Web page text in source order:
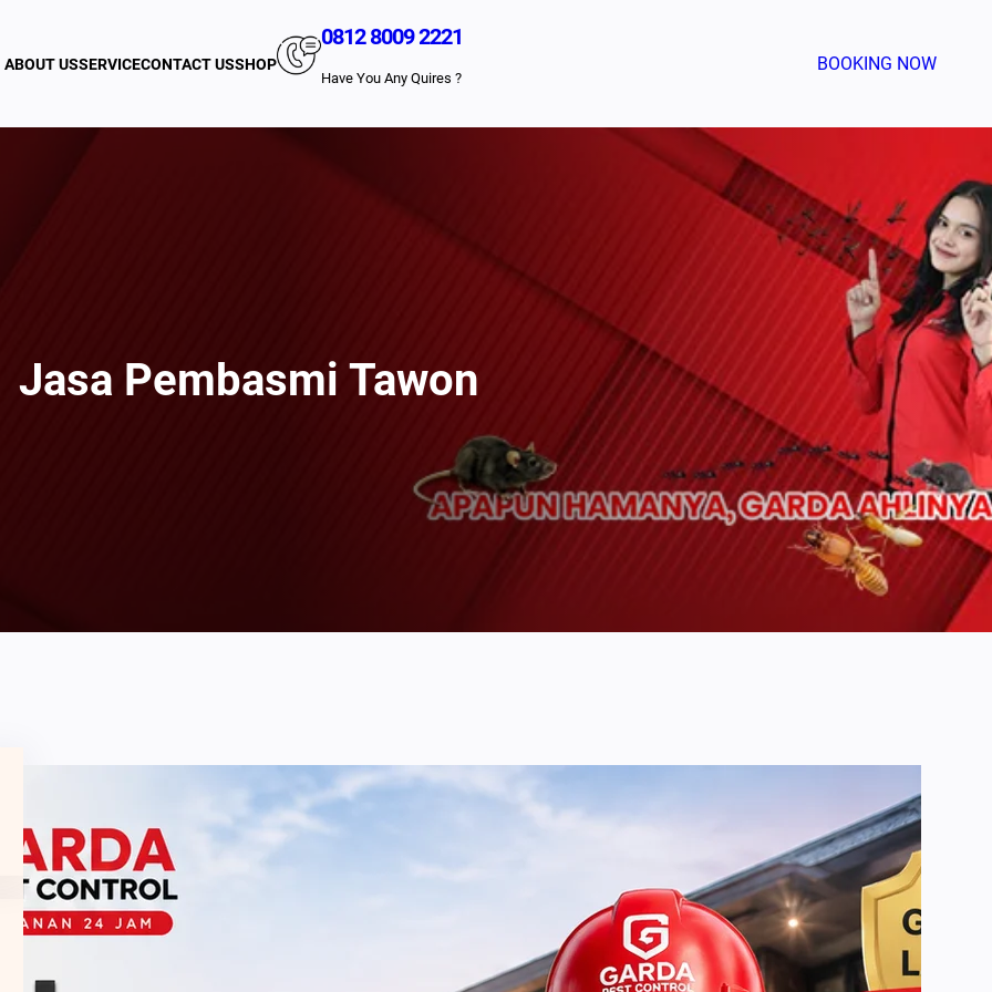
ABOUT USSERVICECONTACT USSHOP
0812 8009 2221
Have You Any Quires ?
BOOKING NOW
Jasa Pembasmi Tawon